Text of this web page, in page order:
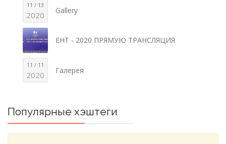
11 / 13
2020 Gallery
ЕНТ - 2020 ПРЯМУЮ ТРАНСЛЯЦИЯ
11 / 11
2020 Галерея
Популярные хэштеги